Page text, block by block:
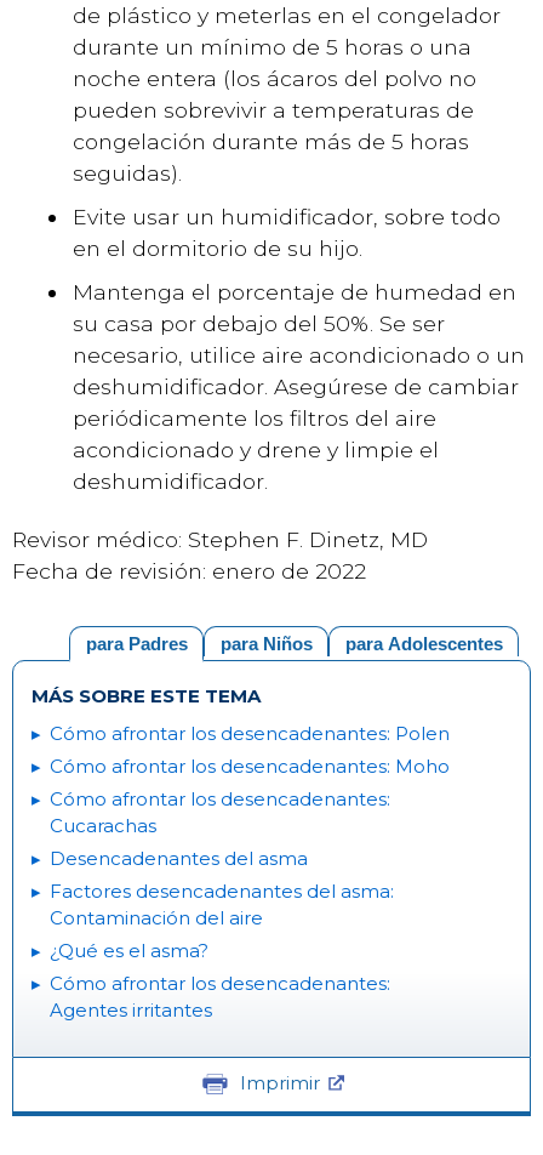
de plástico y meterlas en el congelador
durante un mínimo de 5 horas o una
noche entera (los ácaros del polvo no
pueden sobrevivir a temperaturas de
congelación durante más de 5 horas
seguidas).
Evite usar un humidificador, sobre todo
en el dormitorio de su hijo.
Mantenga el porcentaje de humedad en
su casa por debajo del 50%. Se ser
necesario, utilice aire acondicionado o un
deshumidificador. Asegúrese de cambiar
periódicamente los filtros del aire
acondicionado y drene y limpie el
deshumidificador.
Revisor médico: Stephen F. Dinetz, MD
Fecha de revisión: enero de 2022
para Adolescentes
para Niños
para Padres
MÁS SOBRE ESTE TEMA
Cómo afrontar los desencadenantes: Polen
Cómo afrontar los desencadenantes: Moho
Cómo afrontar los desencadenantes:
Cucarachas
Desencadenantes del asma
Factores desencadenantes del asma:
Contaminación del aire
¿Qué es el asma?
Cómo afrontar los desencadenantes:
Agentes irritantes
Imprimir